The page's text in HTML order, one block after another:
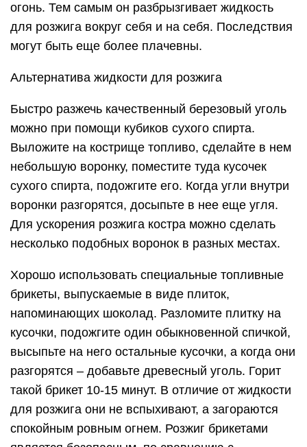
огонь. Тем самым он разбрызгивает жидкость
для розжига вокруг себя и на себя. Последствия
могут быть еще более плачевны.
Альтернатива жидкости для розжига
Быстро разжечь качественный березовый уголь
можно при помощи кубиков сухого спирта.
Выложите на кострище топливо, сделайте в нем
небольшую воронку, поместите туда кусочек
сухого спирта, подожгите его. Когда угли внутри
воронки разгорятся, досыпьте в нее еще угля.
Для ускорения розжига костра можно сделать
несколько подобных воронок в разных местах.
Хорошо использовать специальные топливные
брикеты, выпускаемые в виде плиток,
напоминающих шоколад. Разломите плитку на
кусочки, подожгите один обыкновенной спичкой,
высыпьте на него остальные кусочки, а когда они
разгорятся – добавьте древесный уголь. Горит
такой брикет 10-15 минут. В отличие от жидкости
для розжига они не вспыхивают, а загораются
спокойным ровным огнем. Розжиг брикетами